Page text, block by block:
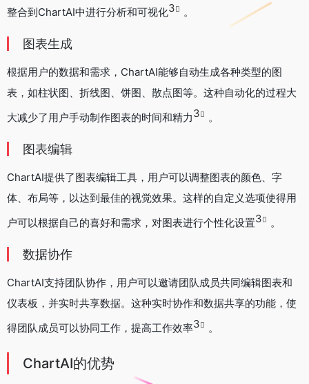
整合到ChartAI中进行分析和可视化3 。
图表生成
根据用户的数据和需求，ChartAI能够自动生成各种类型的图
表，如柱状图、折线图、饼图、散点图等。这种自动化的过程大
大减少了用户手动制作图表的时间和精力3 。
图表编辑
ChartAI提供了图表编辑工具，用户可以调整图表的颜色、字
体、布局等，以达到最佳的视觉效果。这样的自定义选项使得用
户可以根据自己的喜好和需求，对图表进行个性化设置3 。
数据协作
ChartAI支持团队协作，用户可以邀请团队成员共同编辑图表和
仪表板，并实时共享数据。这种实时协作和数据共享的功能，使
得团队成员可以协同工作，提高工作效率3 。
ChartAI的优势